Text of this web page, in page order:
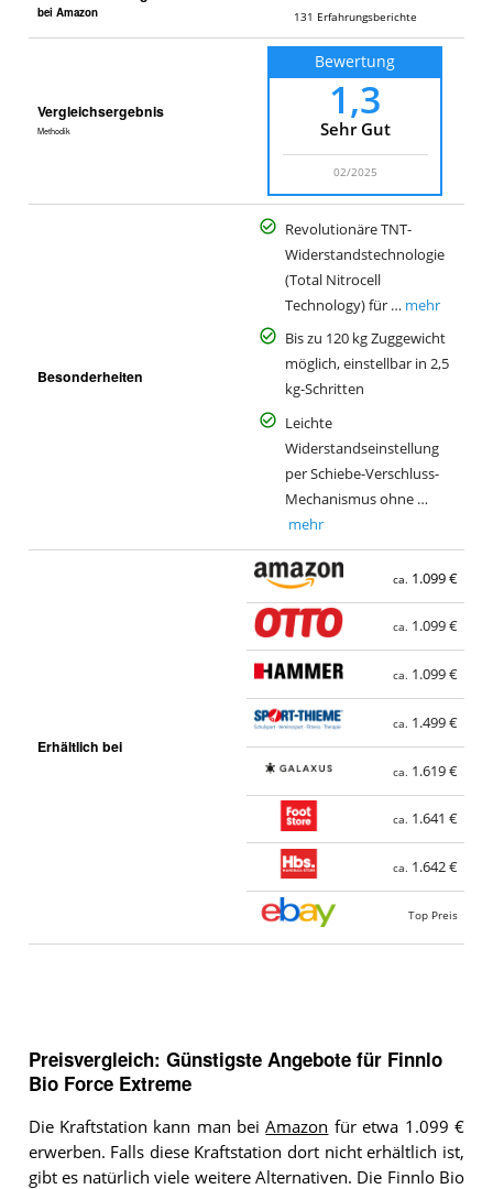
bei Amazon 131 Erfahrungsberichte
Vergleichsergebnis
Methodik
Bewertung
1,3
Sehr Gut
02/2025
Besonderheiten
Revolutionäre TNT-
Widerstandstechnologie
(Total Nitrocell
Technology) für … mehr
Bis zu 120 kg Zuggewicht
möglich, einstellbar in 2,5
kg-Schritten
Leichte
Widerstandseinstellung
per Schiebe-Verschluss-
Mechanismus ohne …
mehr
Erhältlich bei
ca. 1.099 €
ca. 1.099 €
ca. 1.099 €
ca. 1.499 €
ca. 1.619 €
ca. 1.641 €
ca. 1.642 €
Top Preis
Preisvergleich: Günstigste Angebote für Finnlo
Bio Force Extreme
Die Kraftstation kann man beiAmazon für etwa 1.099 €
erwerben. Falls diese Kraftstation dort nicht erhältlich ist,
gibt es natürlich viele weitere Alternativen. Die Finnlo Bio